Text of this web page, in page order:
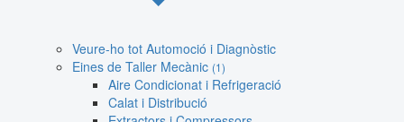
Veure-ho tot Automoció i Diagnòstic
Eines de Taller Mecànic (1)
Aire Condicionat i Refrigeració
Calat i Distribució